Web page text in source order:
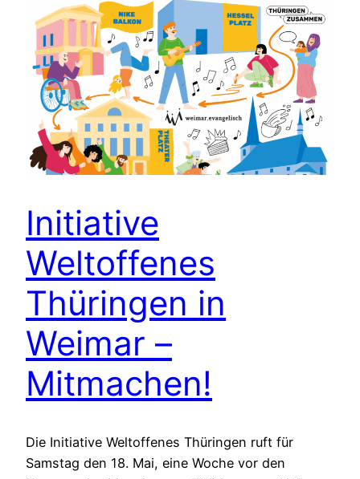
Initiative
Weltoffenes
Thüringen in
Weimar –
Mitmachen!
Die Initiative Weltoffenes Thüringen ruft für
Samstag den 18. Mai, eine Woche vor den